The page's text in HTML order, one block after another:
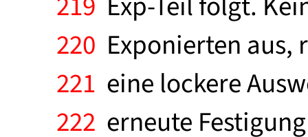
220 Exponierten aus,
221 eine lockere
222 erneute